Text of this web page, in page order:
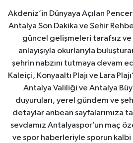
Akdeniz’in Dünyaya Açılan
Antalya Son Dakika ve Şehir
güncel gelişmeleri tarafsız ve
anlayışıyla okurlarıyla
şehrin nabzını tutmaya devam
Kaleiçi, Konyaaltı Plajı ve Lara
Antalya Valiliği ve Antalya
duyuruları, yerel gündem ve
detaylar anbean sayfalarımıza
sevdamız Antalyaspor’un maç
ve spor haberleriyle sporun kalbi